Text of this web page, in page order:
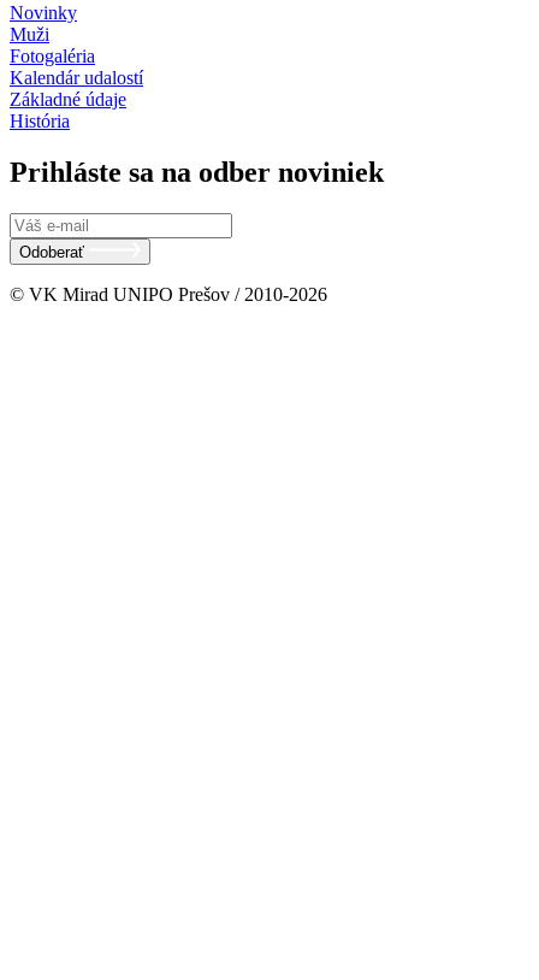
Novinky
Muži
Fotogaléria
Kalendár udalostí
Základné údaje
História
Prihláste sa na odber noviniek
Odoberať
© VK Mirad UNIPO Prešov / 2010-2026